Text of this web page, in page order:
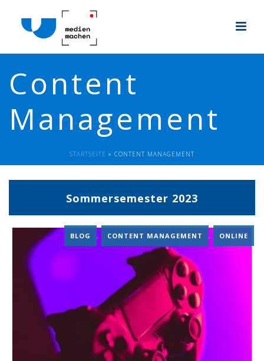
Content
Management
STARTSEITE » CONTENT MANAGEMENT
Sommersemester 2023
BLOG , CONTENT MANAGEMENT , ONLINE